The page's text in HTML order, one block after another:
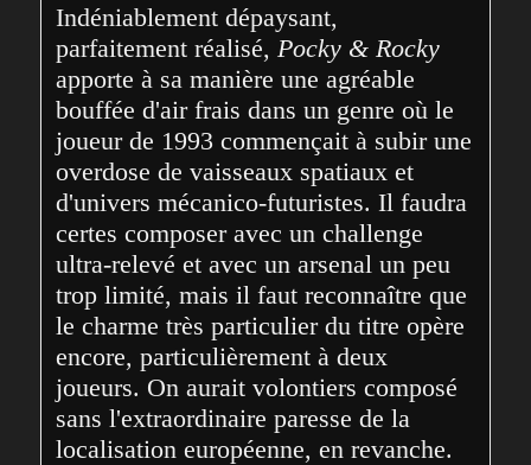
Indéniablement dépaysant,
parfaitement réalisé, Pocky & Rocky
apporte à sa manière une agréable
bouffée d'air frais dans un genre où le
joueur de 1993 commençait à subir une
overdose de vaisseaux spatiaux et
d'univers mécanico-futuristes. Il faudra
certes composer avec un challenge
ultra-relevé et avec un arsenal un peu
trop limité, mais il faut reconnaître que
le charme très particulier du titre opère
encore, particulièrement à deux
joueurs. On aurait volontiers composé
sans l'extraordinaire paresse de la
localisation européenne, en revanche.